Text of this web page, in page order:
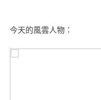
今天的風雲人物：